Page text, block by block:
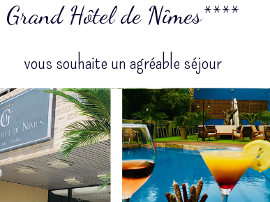
Grand Hôtel de Nîmes****
vous souhaite un agréable séjour